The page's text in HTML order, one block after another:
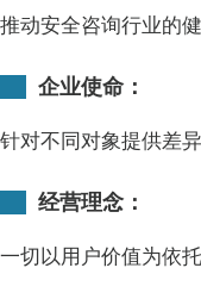
推动安全咨询行业的
企业使命：
针对不同对象提供差
经营理念：
一切以用户价值为依托